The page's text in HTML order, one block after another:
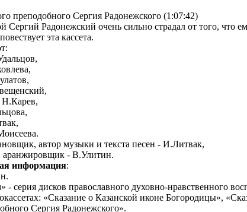
преподобного Сергия Радонежского (1:07:42)
Сергий Радонежский очень сильно страдал от того, что
эта кассета.
Н.Карев,
автор музыки и текста песен - И.Литвак,
аранжировщик - В.Улитин.
информация:
- серия дисков православного духовно-нравственного
«Сказание о Казанской иконе Богородицы»,
Сергия Радонежского».